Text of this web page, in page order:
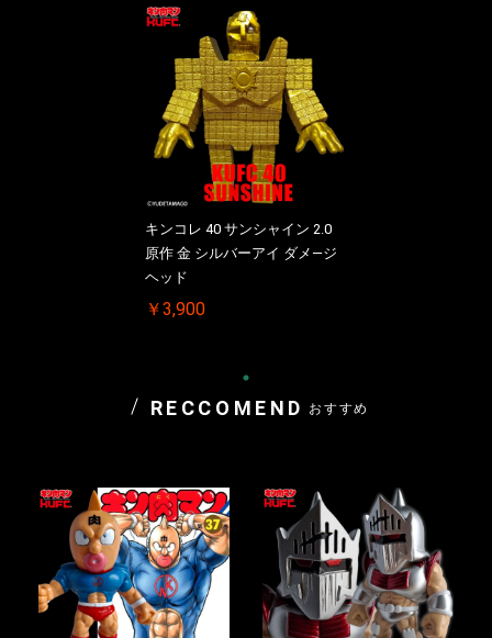
キンコレ 40 サンシャイン 2.0
原作 金 シルバーアイ ダメ―ジ
ヘッド
￥3,900
RECCOMEND おすすめ